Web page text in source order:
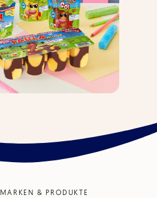
MARKEN & PRODUKTE